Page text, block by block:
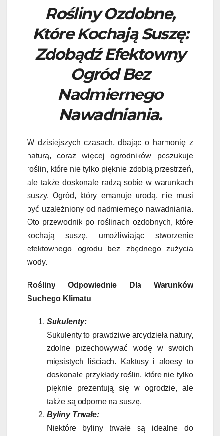
Rośliny Ozdobne,
Które Kochają Suszę:
Zdobądź Efektowny
Ogród Bez
Nadmiernego
Nawadniania.
W dzisiejszych czasach, dbając o harmonię z
naturą, coraz więcej ogrodników poszukuje
roślin, które nie tylko pięknie zdobią przestrzeń,
ale także doskonale radzą sobie w warunkach
suszy. Ogród, który emanuje urodą, nie musi
być uzależniony od nadmiernego nawadniania.
Oto przewodnik po roślinach ozdobnych, które
kochają suszę, umożliwiając stworzenie
efektownego ogrodu bez zbędnego zużycia
wody.
Rośliny Odpowiednie Dla Warunków
Suchego Klimatu
Sukulenty:
Sukulenty to prawdziwe arcydzieła natury,
zdolne przechowywać wodę w swoich
mięsistych liściach. Kaktusy i aloesy to
doskonałe przykłady roślin, które nie tylko
pięknie prezentują się w ogrodzie, ale
także są odporne na suszę.
Byliny Trwałe:
Niektóre byliny trwałe są idealne do